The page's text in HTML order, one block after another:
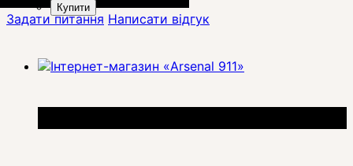
Купити
Задати питання Написати відгук